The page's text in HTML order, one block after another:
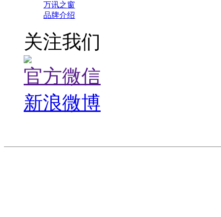
万讯之窗
品牌介绍
关注我们
官方微信
新浪微博